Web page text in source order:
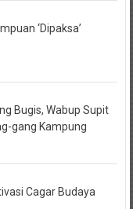
‘Dipaksa’
Bugis, Wabup Supit
gang Kampung
Cagar Budaya